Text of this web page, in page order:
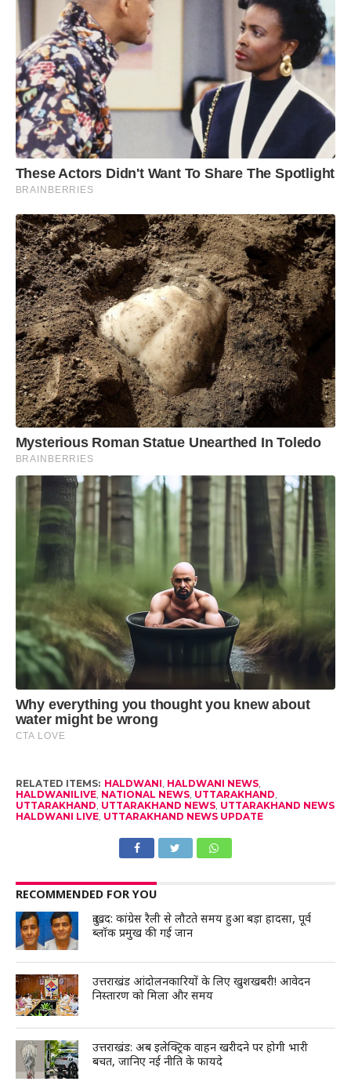
RELATED ITEMS: HALDWANI HALDWANI NEWS,
HALDWANILIVE, NATIONAL NEWS, UTTARAKHAND
UTTARAKHAND UTTARAKHAND NEWS, UTTARAKHAND NEWS
HALDWANI LIVE, UTTARAKHAND NEWS UPDATE
RECOMMENDED FOR YOU
दुःखद: कांग्रेस रैली से लौटते समय हुआ बड़ा हादसा, पूर्व
ब्लॉक प्रमुख की गई जान
उत्तराखंड आंदोलनकारियों के लिए खुशखबरी! आवेदन
निस्तारण को मिला और समय
उत्तराखंड: अब इलेक्ट्रिक वाहन खरीदने पर होगी भारी
बचत, जानिए नई नीति के फायदे